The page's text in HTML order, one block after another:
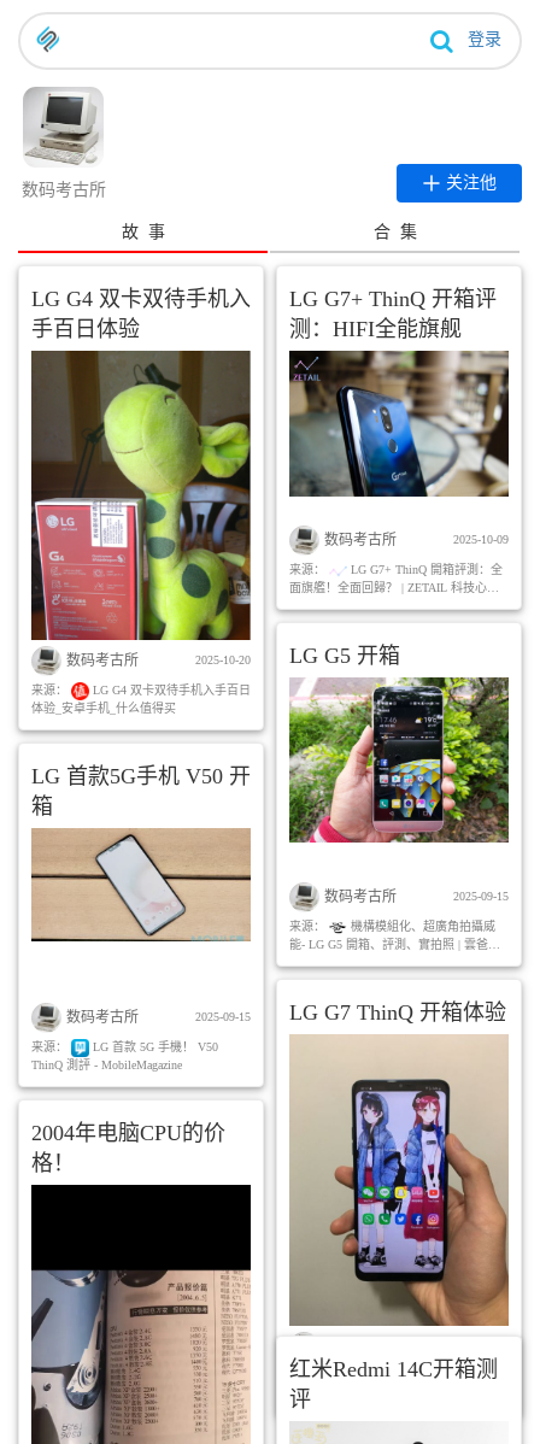
登录
数码考古所 关注他
故 事 合 集
LG G4 双卡双待手机入
手百日体验
数码考古所 2025-10-20
来源：
LG G4 双卡双待手机入手百日
体验_安卓手机_什么值得买
LG G7+ ThinQ 开箱评
测：HIFI全能旗舰
数码考古所 2025-10-09
来源：
LG G7+ ThinQ 開箱評測：全
面旗艦！全面回歸？ | ZETAIL 科技心感
LG G5 开箱
数码考古所 2025-09-15
来源：
機構模組化、超廣角拍攝威
能- LG G5 開箱、評測、實拍照 | 雲爸的
LG 首款5G手机 V50 开
箱
数码考古所 2025-09-15
来源：
LG 首款 5G 手機！ V50
ThinQ 測評 - MobileMagazine
LG G7 ThinQ 开箱体验
来源：
【心得】LG G7 ThinQ 微開箱
和體驗(更新) @智慧型手機 哈啦板 - 巴哈
姆特
2004年电脑CPU的价
格！
红米Redmi 14C开箱测
评